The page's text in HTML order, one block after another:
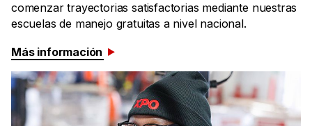
comenzar trayectorias satisfactorias mediante nuestras
escuelas de manejo gratuitas a nivel nacional.
Más información